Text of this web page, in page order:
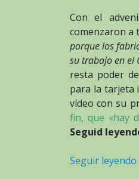
Con el
comenzaron a
porque los
su trabajo en el
resta poder
para la tarjeta
vídeo con su
fin, que «hay
Seguid
Seguir leyendo